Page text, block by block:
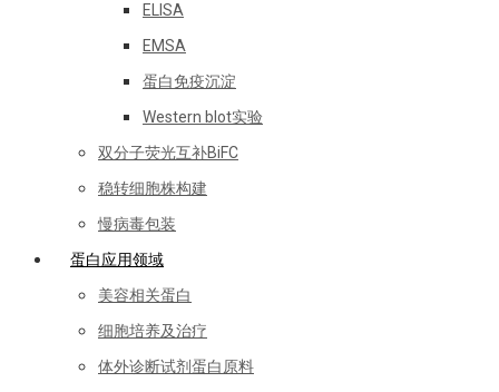
ELISA
EMSA
蛋白免疫沉淀
Western blot实验
双分子荧光互补BiFC
稳转细胞株构建
慢病毒包装
蛋白应用领域
美容相关蛋白
细胞培养及治疗
体外诊断试剂蛋白原料